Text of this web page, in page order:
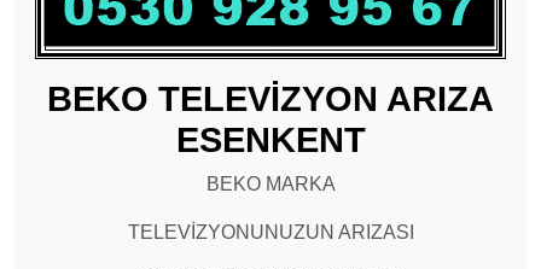
BEKO TELEVİZYON ARIZA
ESENKENT
BEKO MARKA
TELEVİZYONUNUZUN ARIZASI